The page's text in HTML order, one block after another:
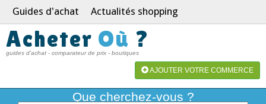
Guides d'achat Actualités shopping
Acheter Où ?
guides d'achat - comparateur de prix - boutiques
AJOUTER VOTRE COMMERCE
Que cherchez-vous ?